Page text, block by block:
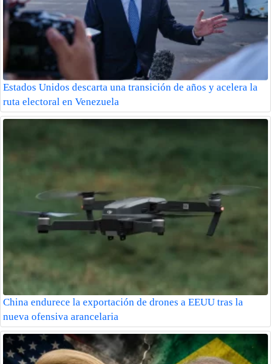
Estados Unidos descarta una transición de años y acelera la
ruta electoral en Venezuela
China endurece la exportación de drones a EEUU tras la
nueva ofensiva arancelaria